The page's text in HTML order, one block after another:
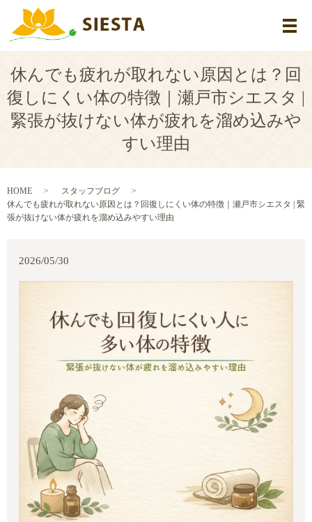
メ
休んでも疲れが取れない原因とは？回
復しにくい体の特徴｜瀬戸市シエスタ |
緊張が抜けない体が疲れを溜め込みや
すい理由
HOME
スタッフブログ
休んでも疲れが取れない原因とは？回復しにくい体の特徴｜瀬戸市シエスタ | 緊
張が抜けない体が疲れを溜め込みやすい理由
2026/05/30